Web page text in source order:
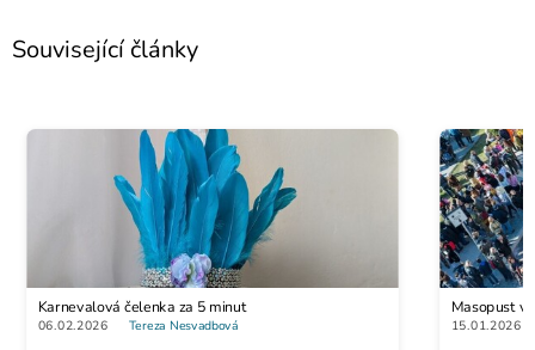
Související články
Karnevalová čelenka za 5 minut
06.02.2026 Tereza Nesvadbová
Masopust
15.01.2026